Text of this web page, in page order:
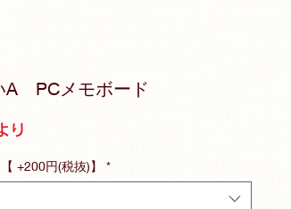
A PCメモボード
り
ル
価
+200円(税抜)】 *